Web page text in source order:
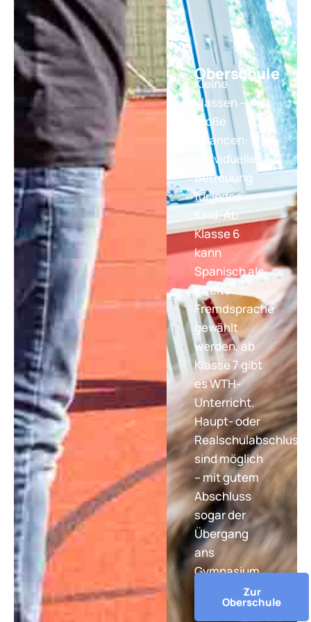
Oberschule
Kleine
Klassen –
große
Chancen:
Individuelle
Betreuung
für jedes
Kind. Ab
Klasse 6
kann
Spanisch als
zweite
Fremdsprache
gewählt
werden, ab
Klasse 7 gibt
es WTH-
Unterricht.
Haupt- oder
Realschulabschluss
sind möglich
– mit gutem
Abschluss
sogar der
Übergang
ans
Gymnasium.
Zur
Oberschule